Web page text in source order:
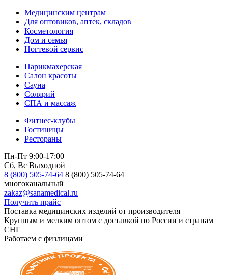
Медицинским центрам
Для оптовиков, аптек, складов
Косметология
Дом и семья
Ногтевой сервис
Парикмахерская
Салон красоты
Сауна
Солярий
СПА и массаж
Фитнес-клубы
Гостиницы
Рестораны
Пн-Пт 9:00-17:00
Сб, Вс Выходной
8 (800) 505-74-64 8 (800) 505-74-64
многоканальный
zakaz@sanamedical.ru
Получить прайс
Поставка медицинских изделий от производителя
Крупным и мелким оптом с доставкой по России и странам
СНГ
Работаем с физлицами